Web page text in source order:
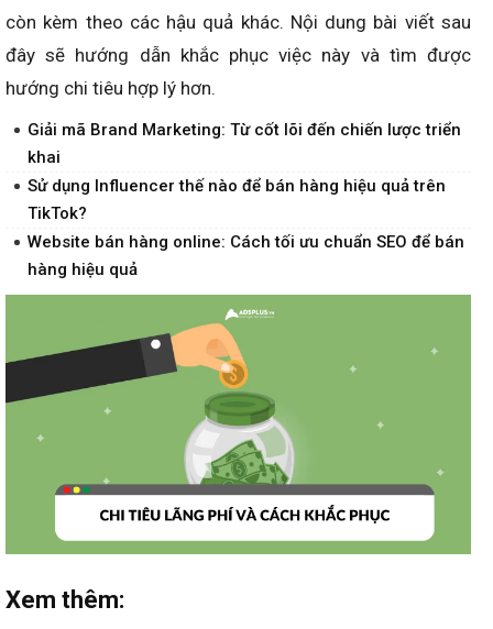
còn kèm theo các hậu quả khác. Nội dung bài viết sau
đây sẽ hướng dẫn khắc phục việc này và tìm được
hướng chi tiêu hợp lý hơn.
Giải mã Brand Marketing: Từ cốt lõi đến chiến lược triển
khai
Sử dụng Influencer thế nào để bán hàng hiệu quả trên
TikTok?
Website bán hàng online: Cách tối ưu chuẩn SEO để bán
hàng hiệu quả
Xem thêm: